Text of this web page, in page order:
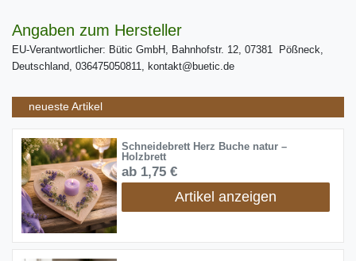
Angaben zum Hersteller
EU-Verantwortlicher: Bütic GmbH, Bahnhofstr. 12, 07381 Pößneck,
Deutschland, 036475050811, kontakt@buetic.de
neueste Artikel
Schneidebrett Herz Buche natur –
Holzbrett
ab 1,75 €
Artikel anzeigen